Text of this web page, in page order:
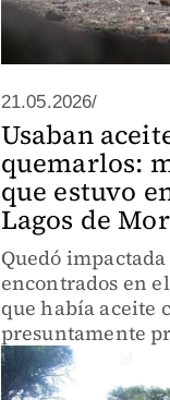
21.05.2026/
Usaban
quemarlos:
que estuvo
Lagos de
Quedó
encontrados en
que había aceite
presuntamente
cuerpos.